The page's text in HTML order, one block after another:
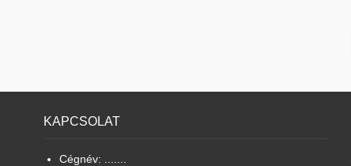
KAPCSOLAT
Cégnév: .......